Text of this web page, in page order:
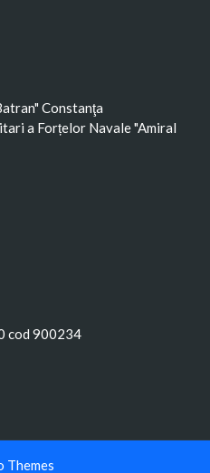
Constanţa
a Forțelor Navale "Amiral
cod 900234
Themes